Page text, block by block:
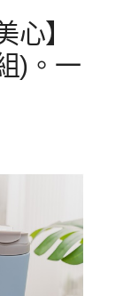
】
)。一